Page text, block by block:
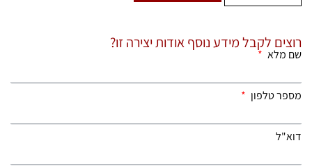
רוצים לקבל מידע נוסף אודות יצירה זו?
שם מלא
מספר טלפון
דוא"ל